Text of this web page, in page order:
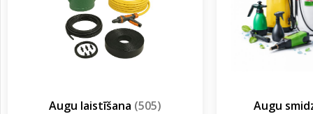
Augu laistīšana (505) Augu